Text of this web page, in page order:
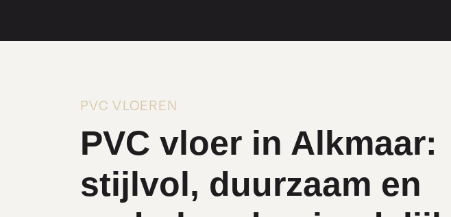
PVC VLOEREN
PVC vloer in Alkmaar:
stijlvol, duurzaam en